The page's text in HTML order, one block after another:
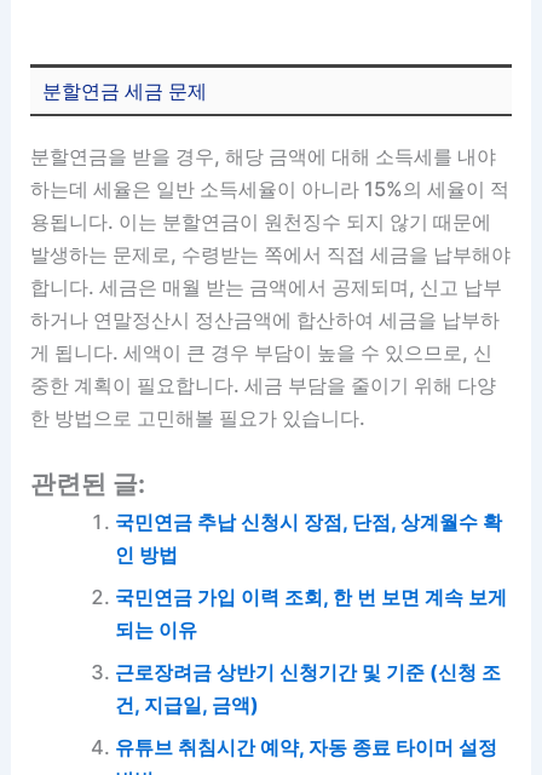
분할연금 세금 문제
분할연금을 받을 경우, 해당 금액에 대해 소득세를 내야
하는데 세율은 일반 소득세율이 아니라 15%의 세율이 적
용됩니다. 이는 분할연금이 원천징수 되지 않기 때문에
발생하는 문제로, 수령받는 쪽에서 직접 세금을 납부해야
합니다. 세금은 매월 받는 금액에서 공제되며, 신고 납부
하거나 연말정산시 정산금액에 합산하여 세금을 납부하
게 됩니다. 세액이 큰 경우 부담이 높을 수 있으므로, 신
중한 계획이 필요합니다. 세금 부담을 줄이기 위해 다양
한 방법으로 고민해볼 필요가 있습니다.
관련된 글:
국민연금 추납 신청시 장점, 단점, 상계월수 확
인 방법
국민연금 가입 이력 조회, 한 번 보면 계속 보게
되는 이유
근로장려금 상반기 신청기간 및 기준 (신청 조
건, 지급일, 금액)
유튜브 취침시간 예약, 자동 종료 타이머 설정